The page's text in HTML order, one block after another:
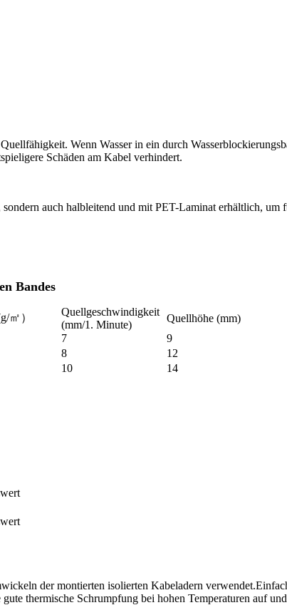
Wenn Wasser in ein durch
Schäden am Kabel verhindert.
auch halbleitend und mit PET-Laminat erhältlich, um
Bandes
㎡）
Quellgeschwindigkeit
(mm/1. Minute)
Quellhöhe (mm)
7
9
8
12
10 14
der montierten isolierten Kabeladern
thermische Schrumpfung bei hohen Temperaturen auf